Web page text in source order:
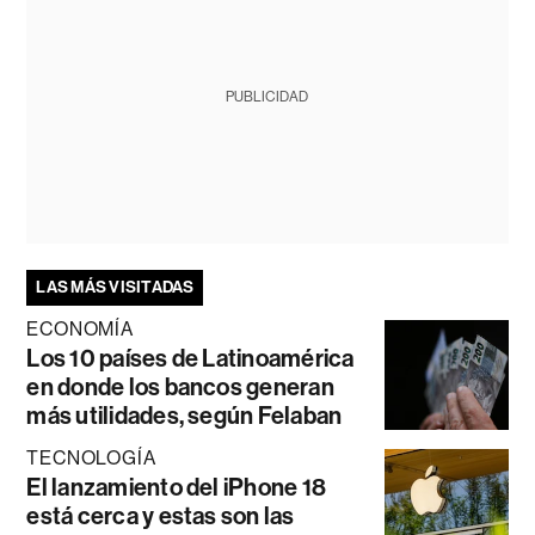
PUBLICIDAD
LAS MÁS VISITADAS
ECONOMÍA
Los 10 países de Latinoamérica
en donde los bancos generan
más utilidades, según Felaban
TECNOLOGÍA
El lanzamiento del iPhone 18
está cerca y estas son las